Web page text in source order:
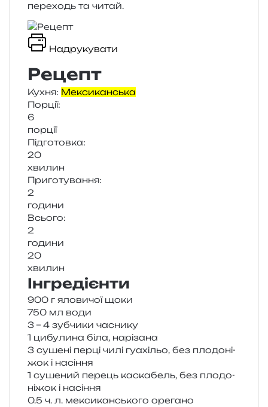
пере­ходь та читай.
Надрукувати
Рецепт
Кухня: Мексиканська
Порції:
6
пор­ції
Підготовка:
20
хви­лин
Приготування:
2
годи­ни
Всього:
2
годи­ни
20
хви­лин
Інгредієнти
900 г яло­ви­чої щоки
750 мл води
3 – 4 зуб­чи­ки часнику
1 цибу­ли­на біла, нарізана
3 суше­ні перці чилі гуа­хі­льо, без пло­до­ні­
жок і насіння
1 суше­ний перець каска­бель, без пло­до­
ні­жок і насіння
0.5 ч. л. мекси­кан­сько­го орегано